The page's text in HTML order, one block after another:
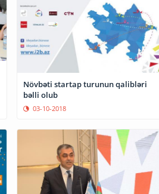
Növbəti startap turunun qalibləri
bəlli olub
03-10-2018